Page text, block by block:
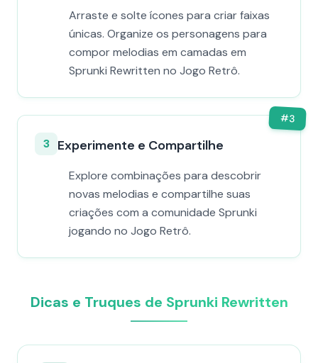
Arraste e solte ícones para criar faixas
únicas. Organize os personagens para
compor melodias em camadas em
Sprunki Rewritten no Jogo Retrô.
#3
3 Experimente e Compartilhe
Explore combinações para descobrir
novas melodias e compartilhe suas
criações com a comunidade Sprunki
jogando no Jogo Retrô.
Dicas e Truques de Sprunki Rewritten